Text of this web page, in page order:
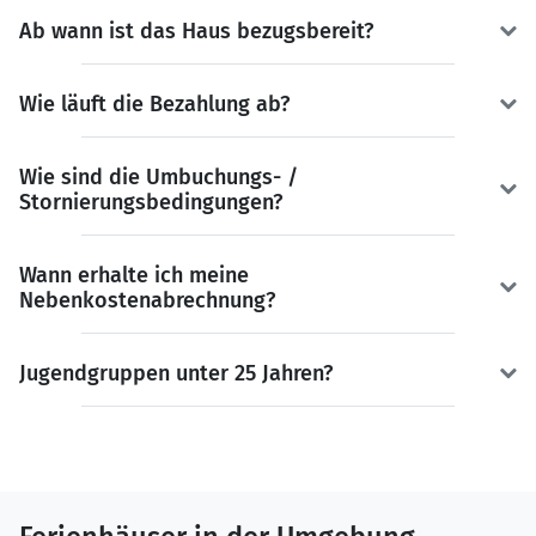
Ab wann ist das Haus bezugsbereit?
Wie läuft die Bezahlung ab?
Wie sind die Umbuchungs- /
Stornierungsbedingungen?
Wann erhalte ich meine
Nebenkostenabrechnung?
Jugendgruppen unter 25 Jahren?